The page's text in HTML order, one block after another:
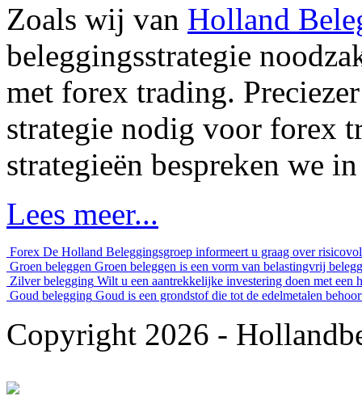
Zoals wij van Holland
beleggingsstrategie
met forex trading.
strategie nodig voor forex
strategieën bespreken we
Lees meer...
Forex De Holland Beleggingsgroep informeert u graag over
Groen beleggen Groen beleggen is een vorm van belastingvrij
Zilver belegging Wilt u een aantrekkelijke investering doen met
Goud belegging Goud is een grondstof die tot de edelmetalen
Copyright 2026 -